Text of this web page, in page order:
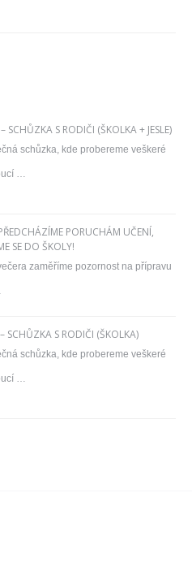
SCHŮZKA S RODIČI (ŠKOLKA + JESLE)
schůzka, kde probereme veškeré
…
PORUCHÁM UČENÍ,
SE DO ŠKOLY!
zaměříme pozornost na přípravu
SCHŮZKA S RODIČI (ŠKOLKA)
schůzka, kde probereme veškeré
…